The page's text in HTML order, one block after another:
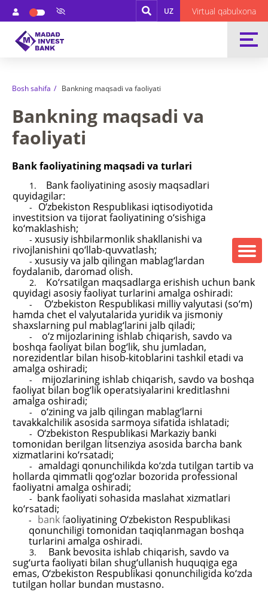
UZ Virtual qabulxona
Bosh sahifa Bankning maqsadi va faoliyati
Bankning maqsadi va
faoliyati
Bank faoliyatining maqsadi va turlari
1.
Bank faoliyatining asosiy maqsadlari
quyidagilar:
-
O‘zbekiston Respublikasi iqtisodiyotida
investitsion va tijorat faoliyatining o‘sishiga
ko‘maklashish;
- xususiy ishbilarmonlik shakllanishi va
rivojlanishini qo‘llab-quvvatlash;
- xususiyva jalb qilingan mablag‘lardan
foydalanib, daromad olish.
2.
Ko‘rsatilgan maqsadlarga erishish uchun bank
quyidagi asosiy faoliyat turlariniamalga oshiradi:
-
O‘zbekiston Respublikasi milliy valyutasi (so‘m)
hamda chet el valyutalarida yuridik va jismoniy
shaxslarning pul mablag‘larini jalb qiladi;
- o‘z mijozlarining ishlab chiqarish, savdo va
boshqa faoliyat bilan bog‘lik, shu jumladan,
norezidentlar bilan hisob-kitoblarini tashkil etadi va
amalga oshiradi;
- mijozlarining ishlab chiqarish, savdo va boshqa
faoliyat bilan bog‘lik operatsiyalarini kreditlashni
amalga oshiradi;
- o‘zining va jalb qilingan mablag‘larni
tavakkalchilik asosida sarmoya sifatida ishlatadi;
- O‘zbekiston Respublikasi Markaziy banki
tomonidan berilgan litsenziya asosida barcha bank
xizmatlarini ko‘rsatadi;
- amaldagi qonunchilikda ko‘zda tutilgan tartib va
hollarda qimmatli qog‘ozlar bozorida professional
faoliyatni amalga oshiradi;
- bankfaoliyati sohasida maslahat xizmatlari
ko‘rsatadi;
- bank faoliyatining O‘zbekiston Respublikasi
qonunchiligi tomonidan taqiqlanmagan boshqa
turlarini amalga oshiradi.
3.
Bank bevosita ishlab chiqarish, savdo va
sug‘urta faoliyati bilan shug‘ullanish huquqiga ega
emas, O‘zbekiston Respublikasi qonunchiligida ko‘zda
tutilgan hollar bundan mustasno.